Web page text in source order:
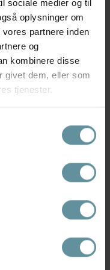
sociale medier og til
oplysninger om
partnere inden
og
kombinere disse
givet dem, eller som
tjenester.